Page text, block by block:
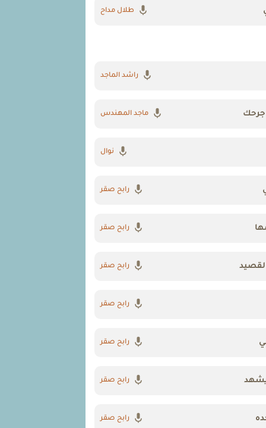
طلال مداح
راشد الماجد
ماجد المهندس
نوال
رابح صقر
رابح صقر
رابح صقر
رابح صقر
رابح صقر
رابح صقر
رابح صقر